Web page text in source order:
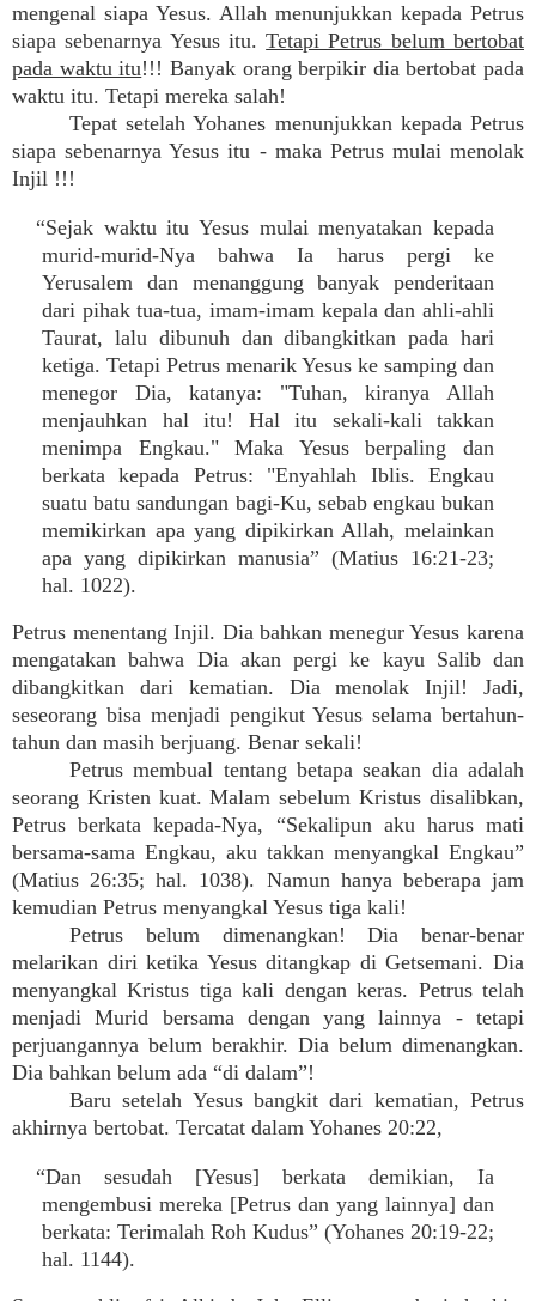
mengenal siapa Yesus. Allah menunjukkan kepada Petrus
siapa sebenarnya Yesus itu.Tetapi Petrus belum bertobat
pada waktu itu!!! Banyak orang berpikir dia bertobat pada
waktu itu. Tetapi mereka salah!
Tepat setelah Yohanes menunjukkan kepada Petrus
siapa sebenarnya Yesus itu - maka Petrus mulai menolak
Injil !!!
“Sejak waktu itu Yesus mulai menyatakan kepada
murid-murid-Nya bahwa Ia harus pergi ke
Yerusalem dan menanggung banyak penderitaan
dari pihak tua-tua, imam-imam kepala dan ahli-ahli
Taurat, lalu dibunuh dan dibangkitkan pada hari
ketiga. Tetapi Petrus menarik Yesus ke samping dan
menegor Dia, katanya: "Tuhan, kiranya Allah
menjauhkan hal itu! Hal itu sekali-kali takkan
menimpa Engkau." Maka Yesus berpaling dan
berkata kepada Petrus: "Enyahlah Iblis. Engkau
suatu batu sandungan bagi-Ku, sebab engkau bukan
memikirkan apa yang dipikirkan Allah, melainkan
apa yang dipikirkan manusia” (Matius 16:21-23;
hal. 1022).
Petrus menentang Injil. Dia bahkan menegur Yesus karena
mengatakan bahwa Dia akan pergi ke kayu Salib dan
dibangkitkan dari kematian. Dia menolak Injil! Jadi,
seseorang bisa menjadi pengikut Yesus selama bertahun-
tahun dan masih berjuang. Benar sekali!
Petrus membual tentang betapa seakan dia adalah
seorang Kristen kuat. Malam sebelum Kristus disalibkan,
Petrus berkata kepada-Nya, “Sekalipun aku harus mati
bersama-sama Engkau, aku takkan menyangkal Engkau”
(Matius 26:35; hal. 1038). Namun hanya beberapa jam
kemudian Petrus menyangkal Yesus tiga kali!
Petrus belum dimenangkan! Dia benar-benar
melarikan diri ketika Yesus ditangkap di Getsemani. Dia
menyangkal Kristus tiga kali dengan keras. Petrus telah
menjadi Murid bersama dengan yang lainnya - tetapi
perjuangannya belum berakhir. Dia belum dimenangkan.
Dia bahkan belum ada “di dalam”!
Baru setelah Yesus bangkit dari kematian, Petrus
akhirnya bertobat. Tercatat dalam Yohanes 20:22,
“Dan sesudah [Yesus] berkata demikian, Ia
mengembusi mereka [Petrus dan yang lainnya] dan
berkata: Terimalah Roh Kudus” (Yohanes 20:19-22;
hal. 1144).